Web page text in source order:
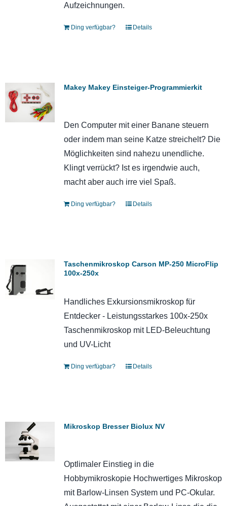
Aufzeichnungen.
Ding verfügbar? Details
Makey Makey Einsteiger-Programmierkit
Den Computer mit einer Banane steuern
oder indem man seine Katze streichelt? Die
Möglichkeiten sind nahezu unendliche.
Klingt verrückt? Ist es irgendwie auch,
macht aber auch irre viel Spaß.
Ding verfügbar? Details
Taschenmikroskop Carson MP-250 MicroFlip
100x-250x
Handliches Exkursionsmikroskop für
Entdecker - Leistungsstarkes 100x-250x
Taschenmikroskop mit LED-Beleuchtung
und UV-Licht
Ding verfügbar? Details
Mikroskop Bresser Biolux NV
Optlimaler Einstieg in die
Hobbymikroskopie Hochwertiges Mikroskop
mit Barlow-Linsen System und PC-Okular.